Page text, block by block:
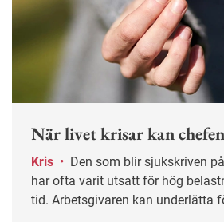
När livet krisar kan
Kris •
har ofta varit utsatt för hög
tid. Arbetsgivaren kan underlätta